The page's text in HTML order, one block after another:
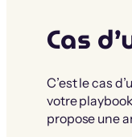
Cas
C’est le cas
votre
propose une